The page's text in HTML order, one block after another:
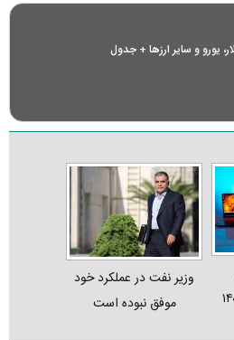
یورو و سایر ارز‌ها + جدول
وزیر نفت در عملکرد خود
موفق نبوده است